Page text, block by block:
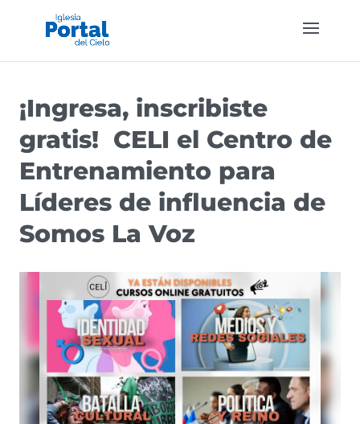
¡Ingresa, inscribiste
gratis! CELI el Centro de
Entrenamiento para
Líderes de influencia de
Somos La Voz